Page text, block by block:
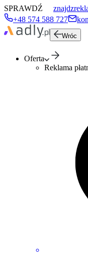
SPRAWDŹ
+48 574 588 727
Wróc
Oferta
Reklama